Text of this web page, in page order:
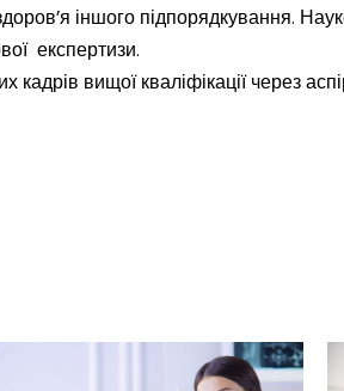
іншого підпорядкування.
експертизи.
кадрів вищої кваліфікації через